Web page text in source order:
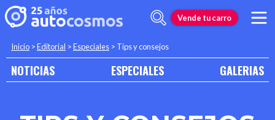
Vende tu carro
Inicio >Editorial >Especiales > Tips y consejos
NOTICIAS ESPECIALES GALERIAS